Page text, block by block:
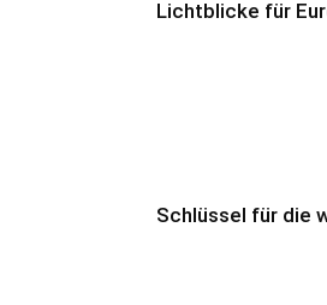
Lichtblicke für
Schlüssel für die